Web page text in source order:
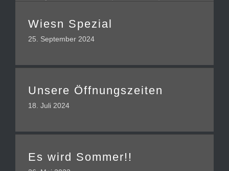
Wiesn Spezial
25. September 2024
Unsere Öffnungszeiten
18. Juli 2024
Es wird Sommer!!